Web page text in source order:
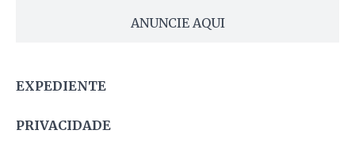
ANUNCIE AQUI
EXPEDIENTE
PRIVACIDADE